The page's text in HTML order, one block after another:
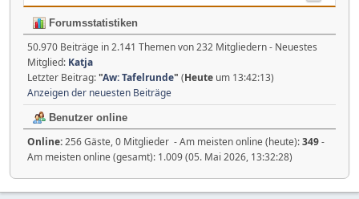
Forumsstatistiken
50.970 Beiträge in 2.141 Themen von 232 Mitgliedern - Neuestes
Mitglied: Katja
Letzter Beitrag:"Aw: Tafelrunde" (Heute um 13:42:13)
Anzeigen der neuesten Beiträge
Benutzer online
Online:256 Gäste, 0 Mitglieder - Am meisten online (heute):349-
Am meisten online (gesamt): 1.009 (05. Mai 2026, 13:32:28)